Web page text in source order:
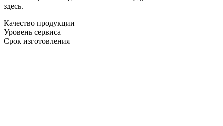
здесь.
Качество продукции
Уровень сервиса
Срок изготовления